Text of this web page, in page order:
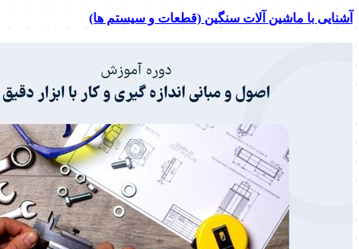
آشنایی با ماشین آلات سنگین (قطعات و سیستم ها)